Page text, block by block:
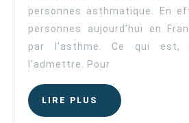
personnes asthmatique. En
personnes aujourd’hui en
par l’asthme. Ce qui est,
l’admettre. Pour
LIRE PLUS
LIRE
PLUS